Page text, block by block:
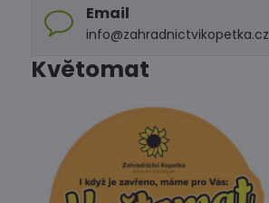
Email
info@zahradnictvikopetka.cz
Květomat